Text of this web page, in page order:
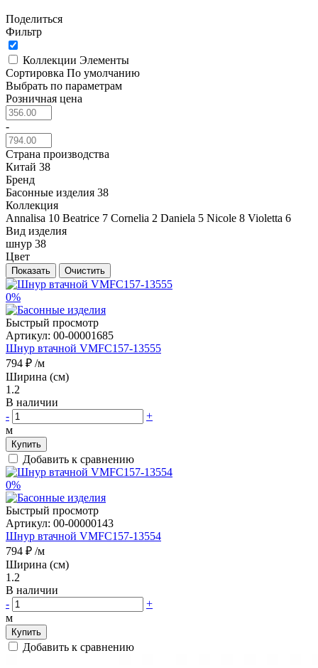
Поделиться
Фильтр
Коллекции Элементы
Сортировка По умолчанию
Выбрать по параметрам
Розничная цена
-
Страна производства
Китай 38
Бренд
Басонные изделия 38
Коллекция
Annalisa 10 Beatrice 7 Cornelia 2 Daniela 5 Nicole 8 Violetta 6
Вид изделия
шнур 38
Цвет
Показать Очистить
0%
Быстрый просмотр
Артикул: 00-00001685
Шнур втачной VMFC157-13555
794 ₽ /м
Ширина (см)
1.2
В наличии
-
+
м
Купить
Добавить к сравнению
0%
Быстрый просмотр
Артикул: 00-00000143
Шнур втачной VMFC157-13554
794 ₽ /м
Ширина (см)
1.2
В наличии
-
+
м
Купить
Добавить к сравнению